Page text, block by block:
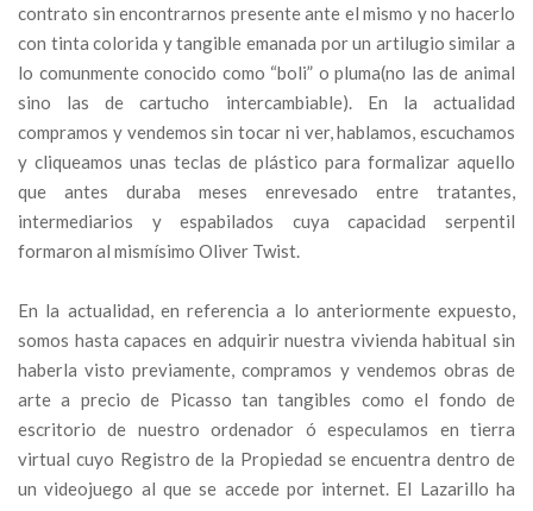
contrato sin encontrarnos presente ante el mismo y no hacerlo
con tinta colorida y tangible emanada por un artilugio similar a
lo comunmente conocido como “boli” o pluma(no las de animal
sino las de cartucho intercambiable). En la actualidad
compramos y vendemos sin tocar ni ver, hablamos, escuchamos
y cliqueamos unas teclas de plástico para formalizar aquello
que antes duraba meses enrevesado entre tratantes,
intermediarios y espabilados cuya capacidad serpentil
formaron al mismísimo Oliver Twist.
En la actualidad, en referencia a lo anteriormente expuesto,
somos hasta capaces en adquirir nuestra vivienda habitual sin
haberla visto previamente, compramos y vendemos obras de
arte a precio de Picasso tan tangibles como el fondo de
escritorio de nuestro ordenador ó especulamos en tierra
virtual cuyo Registro de la Propiedad se encuentra dentro de
un videojuego al que se accede por internet. El Lazarillo ha